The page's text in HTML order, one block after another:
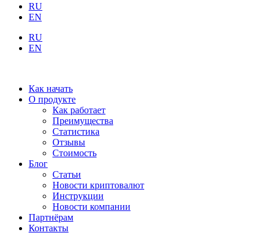
RU
EN
RU
EN
Как начать
О продукте
Как работает
Преимущества
Статистика
Отзывы
Стоимость
Блог
Статьи
Новости криптовалют
Инструкции
Новости компании
Партнёрам
Контакты